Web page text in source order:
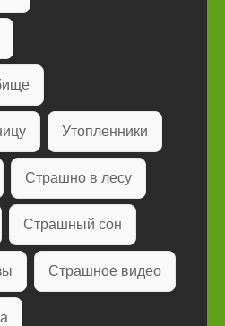
Утопленники
Страшно в лесу
Страшный сон
Страшное видео